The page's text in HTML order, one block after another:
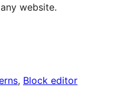
website.
, Block editor